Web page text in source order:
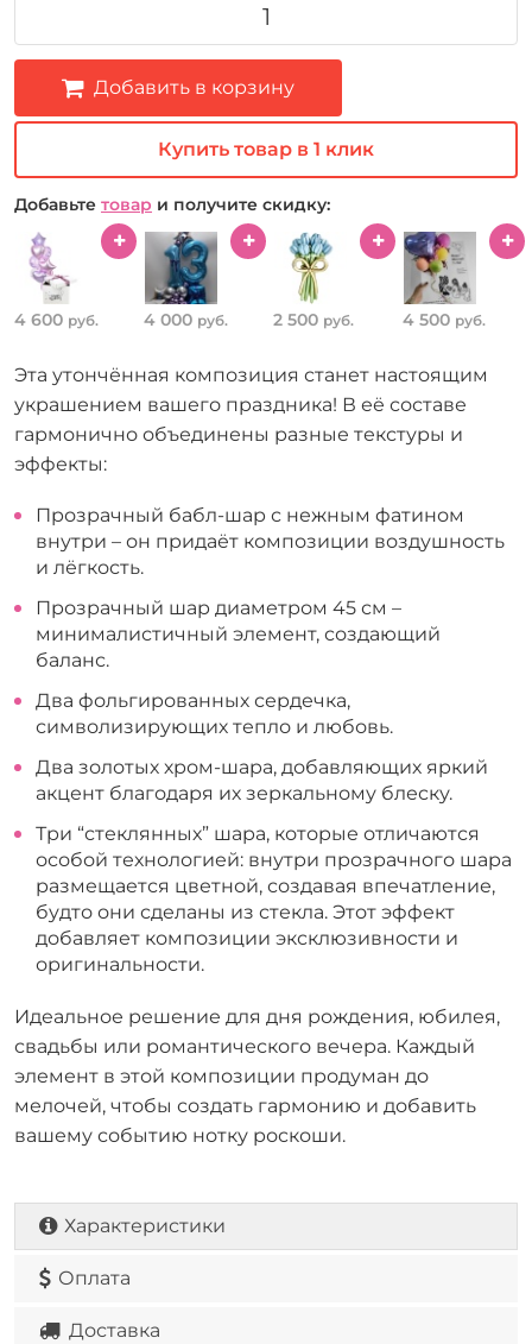
Добавить в корзину
Купить товар в 1 клик
Добавьте товар и получите скидку:
4 600 руб. 4 000 руб. 2 500 руб. 4 500 руб.
Эта утончённая композиция станет настоящим
украшением вашего праздника! В её составе
гармонично объединены разные текстуры и
эффекты:
Прозрачный бабл-шар с нежным фатином
внутри – он придаёт композиции воздушность
и лёгкость.
Прозрачный шар диаметром 45 см –
минималистичный элемент, создающий
баланс.
Два фольгированных сердечка,
символизирующих тепло и любовь.
Два золотых хром-шара, добавляющих яркий
акцент благодаря их зеркальному блеску.
Три “стеклянных” шара, которые отличаются
особой технологией: внутри прозрачного шара
размещается цветной, создавая впечатление,
будто они сделаны из стекла. Этот эффект
добавляет композиции эксклюзивности и
оригинальности.
Идеальное решение для дня рождения, юбилея,
свадьбы или романтического вечера. Каждый
элемент в этой композиции продуман до
мелочей, чтобы создать гармонию и добавить
вашему событию нотку роскоши.
Характеристики
Оплата
Доставка